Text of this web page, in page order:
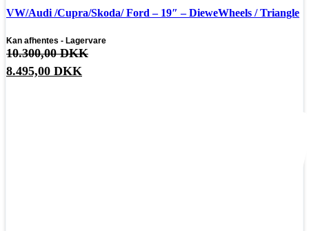
VW/Audi /Cupra/Skoda/ Ford – 19″ – DieweWheels / Triangle
Kan afhentes - Lagervare
10.300,00DKK
Den
8.495,00 DKK